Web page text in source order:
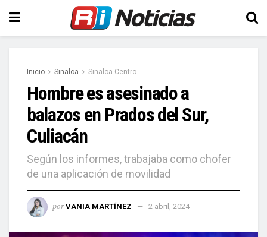
Inicio Sinaloa Sinaloa Centro
Hombre es asesinado a
balazos en Prados del Sur,
Culiacán
Según los informes, trabajaba como chofer
de una aplicación de movilidad
por VANIA MARTÍNEZ 2 abril, 2024